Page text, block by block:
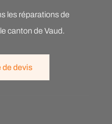
les réparations de
canton de Vaud.
de devis